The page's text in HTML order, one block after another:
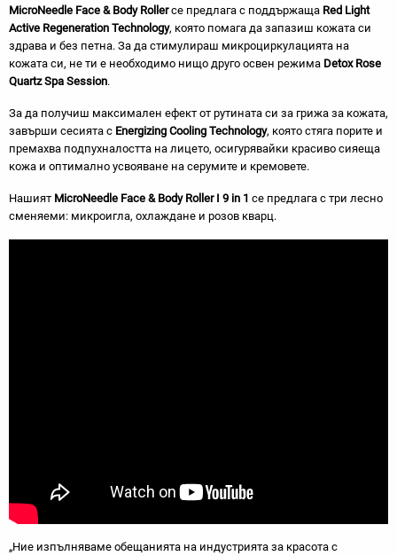
MicroNeedle Face & Body Rollerсе предлага с поддържаща Red Light
Active Regeneration Technology, която помага да запазиш кожата си
здрава и без петна. За да стимулираш микроциркулацията на
кожата си, не ти е необходимо нищо друго освен режима Detox Rose
Quartz Spa Session.
За да получиш максимален ефект от рутината си за грижа за кожата,
завърши сесията с Energizing Cooling Technology, която стяга порите и
премахва подпухналостта на лицето, осигурявайки красиво сияеща
кожа и оптимално усвояване на серумите и кремовете.
Нашият MicroNeedle Face & Body Roller I 9 in 1 се предлага с три лесно
сменяеми: микроигла, охлаждане и розов кварц.
„Ние изпълняваме обещанията на индустрията за красота с